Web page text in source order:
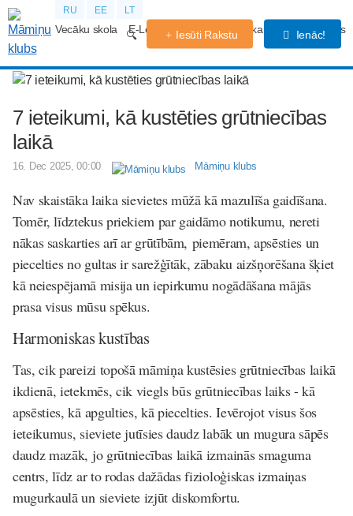
RU EE LT
Vecāku skola E-Lekcijas Grūtniecības kalendārs Forums
Iesūti Rakstu Ienāc!
7 ieteikumi, kā kustēties grūtniecības
laikā
16. Dec 2025, 00:00 Māmiņu klubs
Nav skaistāka laika sievietes mūžā kā mazulīša gaidīšana.
Tomēr, līdztekus priekiem par gaidāmo notikumu, nereti
nākas saskarties arī ar grūtībām, piemēram, apsēsties un
piecelties no gultas ir sarežģītāk, zābaku aizšņorēšana šķiet
kā neiespējamā misija un iepirkumu nogādāšana mājās
prasa visus mūsu spēkus.
Harmoniskas kustības
Tas, cik pareizi topošā māmiņa kustēsies grūtniecības laikā
ikdienā, ietekmēs, cik viegls būs grūtniecības laiks - kā
apsēsties, kā apgulties, kā piecelties. Ievērojot visus šos
ieteikumus, sieviete jutīsies daudz labāk un mugura sāpēs
daudz mazāk, jo grūtniecības laikā izmainās smaguma
centrs, līdz ar to rodas dažādas fizioloģiskas izmaiņas
mugurkaulā un sieviete izjūt diskomfortu.